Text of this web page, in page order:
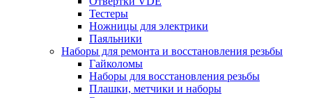
Тестеры
Ножницы для электрики
Паяльники
Наборы для ремонта и восстановления резьбы
Гайколомы
Наборы для восстановления резьбы
Плашки, метчики и наборы